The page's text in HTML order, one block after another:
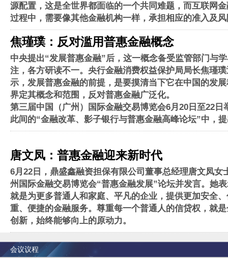
源配置，这是全世界都面临的一个共同难题，而互联网
过程中，需要像其他金融机构一样，承担相应的准入及
焦瑾璞：反对滥用普惠金融概念
中央提出“发展普惠金融”后，这一概念备受监管部门与
注，各方研读不一。央行金融消费权益保护局局长焦瑾
示，发展普惠金融的前提，是要摸清当下它在中国的发
界定其概念和范围，反对普惠金融广泛化。
第三届中国（广州）国际金融交易博览会6月20日至22日
此间的“金融改革、影子银行与普惠金融高峰论坛”中，
唐文凤：普惠金融迎来新时代
6月22日，鼎盛鑫融资担保有限公司董事总经理唐文凤女
州国际金融交易博览会“普惠金融发展”论坛并发言。她
就是为更多普通人和家庭、平凡的企业，提供更加安全
重、便捷的金融服务。尊重每一个普通人的信贷权，就
创新，始终能够向上的原动力。
会议议程